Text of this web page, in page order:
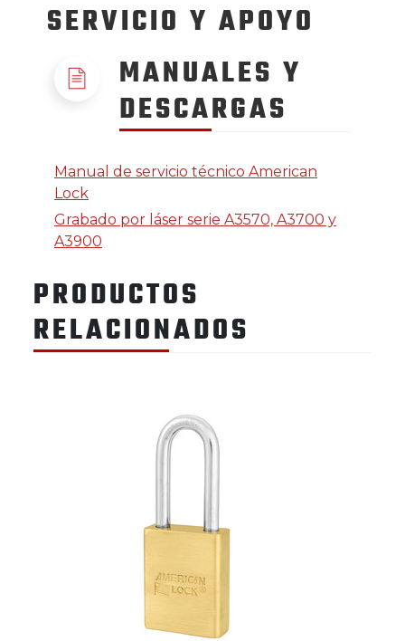
SERVICIO Y APOYO
MANUALES Y
DESCARGAS
Manual de servicio técnico American
Lock
Grabado por láser serie A3570, A3700 y
A3900
PRODUCTOS
RELACIONADOS